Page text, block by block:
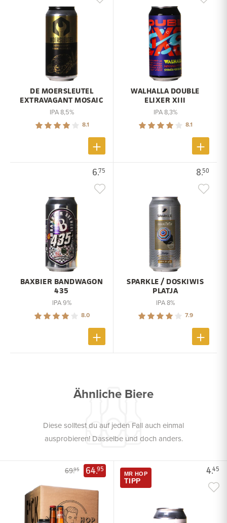
DE MOERSLEUTEL
EXTRAVAGANT MOSAIC
IPA 8,5%
8.1
WALHALLA DOUBLE
ELIXER XIII
IPA 8,3%
8.1
6.75
BAXBIER BANDWAGON
435
IPA 9%
8.0
8.50
SPARKLE / DOSKIWIS
PLATJA
IPA 8%
7.9
Ähnliche Biere
Diese solltest du auf jeden Fall auch einmal
ausprobieren! Dasselbe und doch anders.
69.95 64.95 4.45
MR HOP
TIPP